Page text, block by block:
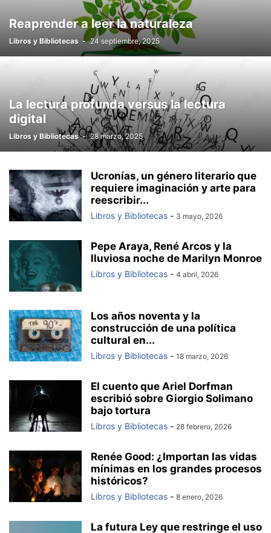
Reaprender a leer la naturaleza
Libros y Bibliotecas - 24 septiembre, 2025
La lectura profunda versus la lectura
digital
Libros y Bibliotecas - 28 marzo, 2025
Ucronías, un género literario que
requiere imaginación y arte para
reescribir...
Libros y Bibliotecas - 3 mayo, 2026
Pepe Araya, René Arcos y la
lluviosa noche de Marilyn Monroe
Libros y Bibliotecas - 4 abril, 2026
Los años noventa y la
construcción de una política
cultural en...
Libros y Bibliotecas - 18 marzo, 2026
El cuento que Ariel Dorfman
escribió sobre Giorgio Solimano
bajo tortura
Libros y Bibliotecas - 28 febrero, 2026
Renée Good: ¿Importan las vidas
mínimas en los grandes procesos
históricos?
Libros y Bibliotecas - 8 enero, 2026
La futura Ley que restringe el uso